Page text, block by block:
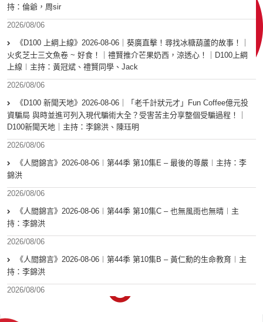
持：倫爺，周sir
2026/08/06
《D100 上綱上線》2026-08-06｜葵廣直擊！尋找冰糖葫蘆的故事！｜
火炙芝士三文魚卷 ~ 好食！｜禮賢推介芒果奶西，涼透心！｜D100上綱
上線︱主持：黃冠斌、禮賢同學、Jack
2026/08/06
《D100 新聞天地》2026-08-06｜「老千計狀元才」Fun Coffee億元投
資騙局 與時並進可列入現代騙術大全？受害苦主分享整個受騙過程！｜
D100新聞天地｜主持：李錦洪、陳珏明
2026/08/06
《人間錦言》2026-08-06︱第44季 第10集E – 最後的尊嚴︱主持：李
錦洪
2026/08/06
《人間錦言》2026-08-06︱第44季 第10集C – 也無風雨也無晴︱主
持：李錦洪
2026/08/06
《人間錦言》2026-08-06︱第44季 第10集B – 黃仁勳的生命教育︱主
持：李錦洪
2026/08/06